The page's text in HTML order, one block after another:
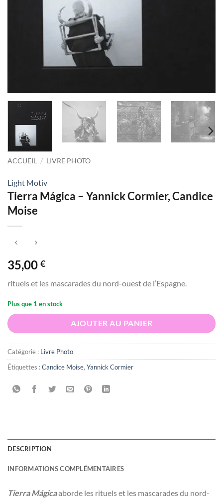
ACCUEIL / LIVRE PHOTO
Light Motiv
Tierra Mágica – Yannick Cormier, Candice
Moise
35,00 €
rituels et les mascarades du nord-ouest de l’Espagne.
Plus que 1 en stock
AJOUTER AU PANIER
Catégorie : Livre Photo
Étiquettes :Candice Moise, Yannick Cormier
DESCRIPTION
INFORMATIONS COMPLÉMENTAIRES
Tierra Mágicaaborde les rituels et les mascarades du nord-